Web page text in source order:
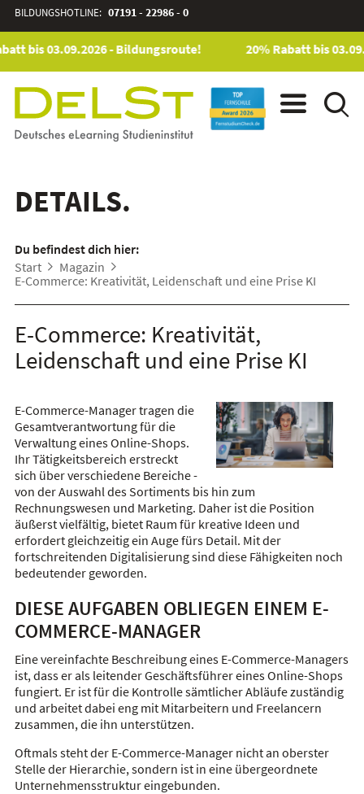
BILDUNGSHOTLINE: 07191 - 22986 - 0
bis 03.09.2026 - Bildungsroute! 20% Rabatt bis
DETAILS.
Du befindest dich hier:
Start
Magazin
E-Commerce: Kreativität, Leidenschaft und eine Prise KI
E-Commerce: Kreativität,
Leidenschaft und eine Prise KI
E-Commerce-Manager tragen die
Gesamtverantwortung für die
Verwaltung eines Online-Shops.
Ihr Tätigkeitsbereich erstreckt
sich über verschiedene Bereiche -
von der Auswahl des Sortiments bis hin zum
Rechnungswesen und Marketing. Daher ist die Position
äußerst vielfältig, bietet Raum für kreative Ideen und
erfordert gleichzeitig ein Auge fürs Detail. Mit der
fortschreitenden Digitalisierung sind diese Fähigkeiten noch
bedeutender geworden.
DIESE AUFGABEN OBLIEGEN EINEM E-
COMMERCE-MANAGER
Eine vereinfachte Beschreibung eines E-Commerce-Managers
ist, dass er als leitender Geschäftsführer eines Online-Shops
fungiert. Er ist für die Kontrolle sämtlicher Abläufe zuständig
und arbeitet dabei eng mit Mitarbeitern und Freelancern
zusammen, die ihn unterstützen.
Oftmals steht der E-Commerce-Manager nicht an oberster
Stelle der Hierarchie, sondern ist in eine übergeordnete
Unternehmensstruktur eingebunden.